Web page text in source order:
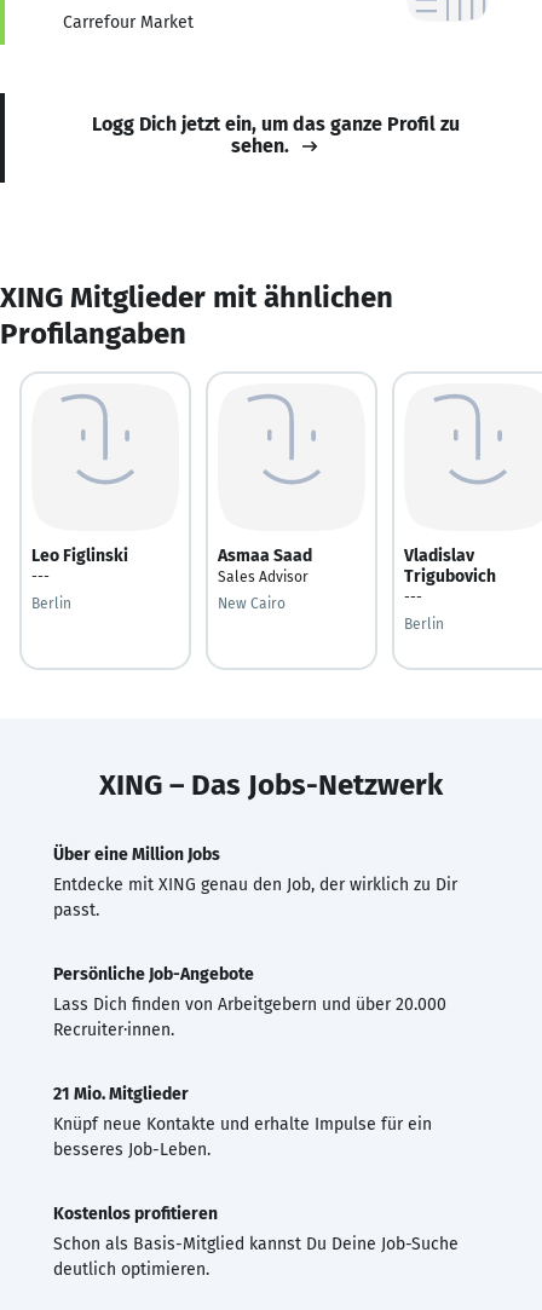
Carrefour Market
Logg Dich jetzt ein, um das ganze Profil zu
sehen.
XING Mitglieder mit ähnlichen
Profilangaben
Leo Figlinski
---
Berlin
Asmaa Saad
Sales Advisor
New Cairo
Vladislav
Trigubovich
---
Berlin
XING – Das Jobs-Netzwerk
Über eine Million Jobs
Entdecke mit XING genau den Job, der wirklich zu Dir
passt.
Persönliche Job-Angebote
Lass Dich finden von Arbeitgebern und über 20.000
Recruiter·innen.
21 Mio. Mitglieder
Knüpf neue Kontakte und erhalte Impulse für ein
besseres Job-Leben.
Kostenlos profitieren
Schon als Basis-Mitglied kannst Du Deine Job-Suche
deutlich optimieren.